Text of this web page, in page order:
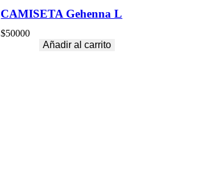
CAMISETA Gehenna L
$50000
Añadir al carrito